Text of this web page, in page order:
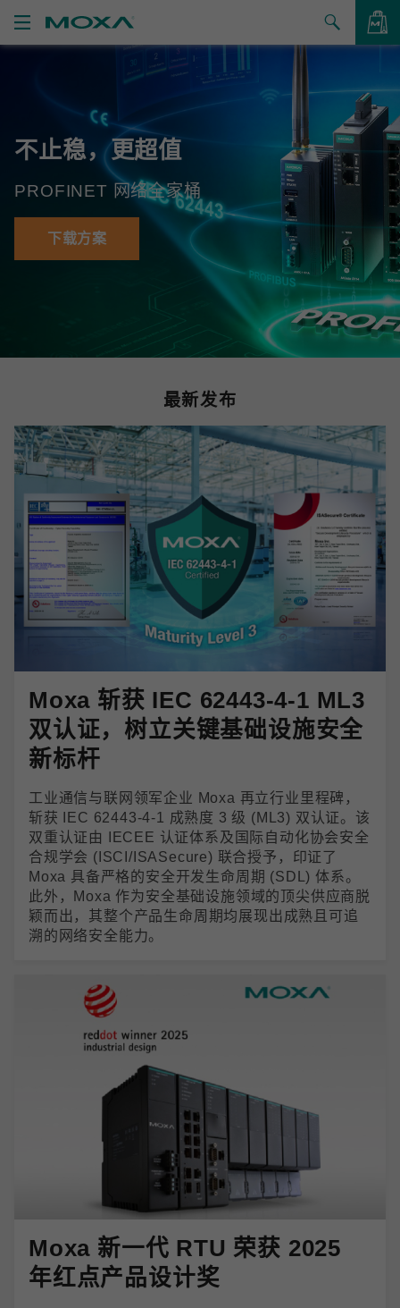
持
何购买
于我们
Moxa
不止稳，更超值
PROFINET 网络全家桶
下载方案
最新发布
Moxa 斩获 IEC 62443-4-1 ML3
双认证，树立关键基础设施安全
新标杆
工业通信与联网领军企业 Moxa 再立行业里程碑，
斩获 IEC 62443-4-1 成熟度 3 级 (ML3) 双认证。该
双重认证由 IECEE 认证体系及国际自动化协会安全
合规学会 (ISCI/ISASecure) 联合授予，印证了
Moxa 具备严格的安全开发生命周期 (SDL) 体系。
此外，Moxa 作为安全基础设施领域的顶尖供应商脱
颖而出，其整个产品生命周期均展现出成熟且可追
溯的网络安全能力。
Moxa 新一代 RTU 荣获 2025
年红点产品设计奖
查看询价